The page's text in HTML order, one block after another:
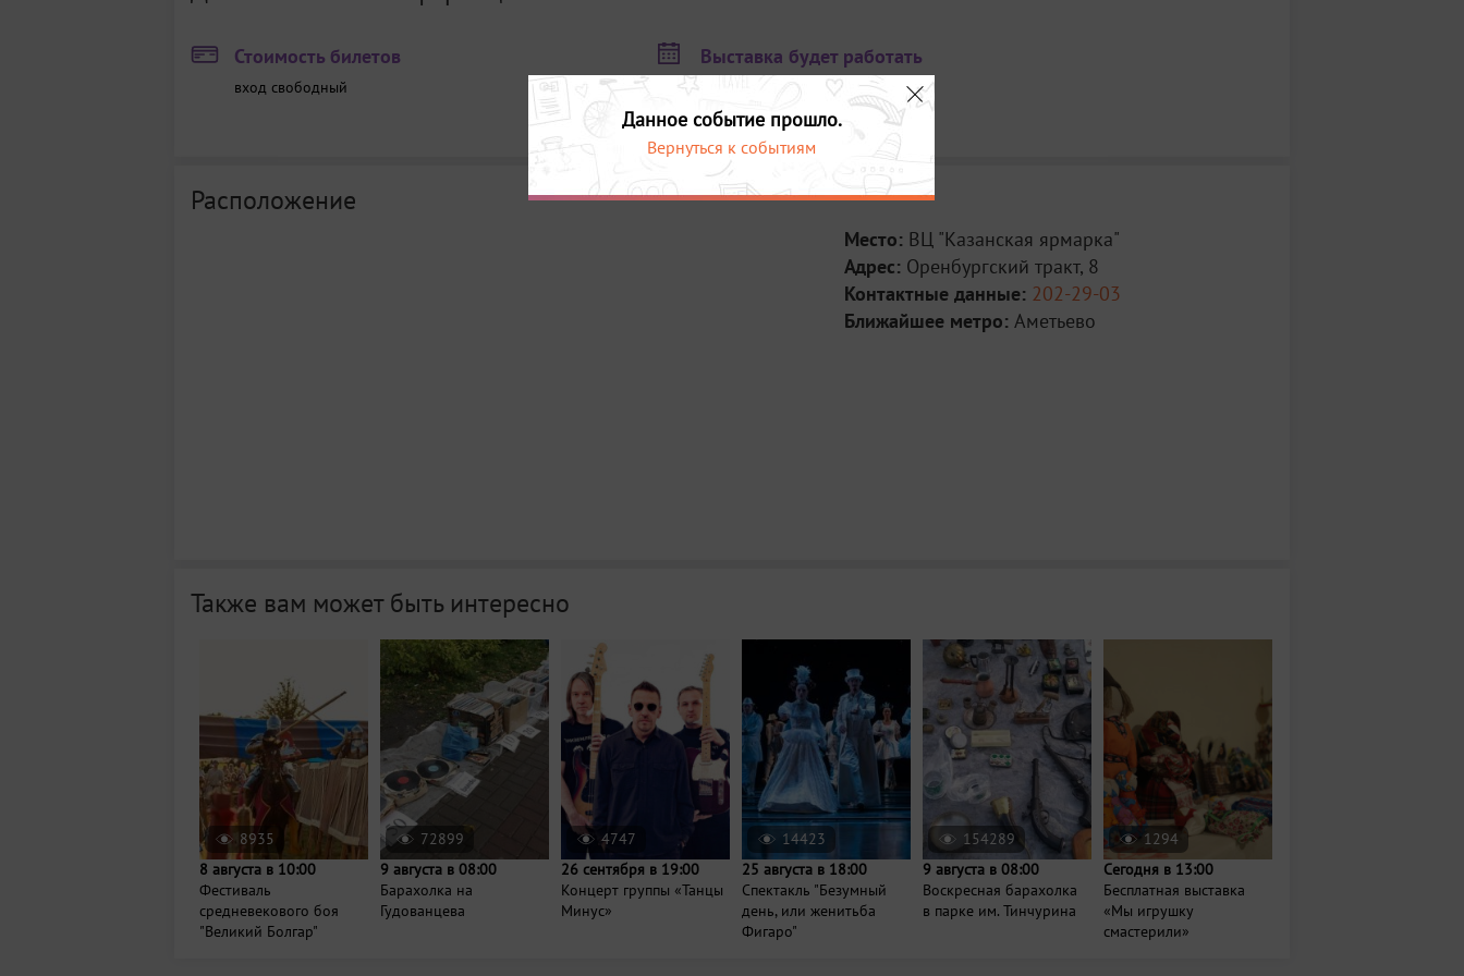
Стоимость билетов
вход свободный
Выставка будет работать
16 - 19 августа с 10:00 до 19:00
20 августа с 10:00 до 15:00
Расположение
Место: ВЦ "Казанская ярмарка"
Адрес: Оренбургский тракт, 8
Контактные данные: 202-29-03
Ближайшее метро: Аметьево
Также вам может быть интересно
8935
8 августа в 10:00
Фестиваль
средневекового боя
"Великий Болгар"
72899
9 августа в 08:00
Барахолка на
Гудованцева
4747
26 сентября в 19:00
Концерт группы «Танцы
Минус»
14423
25 августа в 18:00
Спектакль "Безумный
день, или женитьба
Фигаро"
154289
9 августа в 08:00
Воскресная барахолка
в парке им. Тинчурина
1294
Сегодня в 13:00
Бесплатная выставка
«Мы игрушку
смастерили»
Данное событие прошло.
Вернуться к событиям